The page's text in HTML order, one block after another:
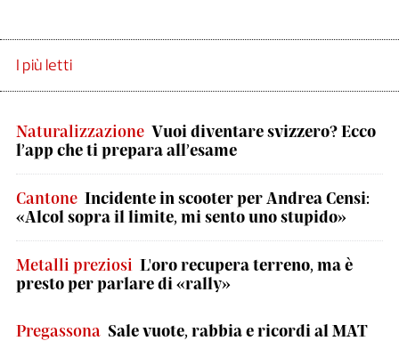
I più letti
Naturalizzazione Vuoi diventare svizzero? Ecco
l’app che ti prepara all’esame
Cantone Incidente in scooter per Andrea Censi:
«Alcol sopra il limite, mi sento uno stupido»
Metalli preziosi L'oro recupera terreno, ma è
presto per parlare di «rally»
Pregassona Sale vuote, rabbia e ricordi al MAT